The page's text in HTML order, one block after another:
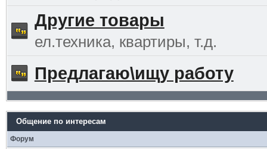
Другие товары
ел.техника, квартиры, т.д.
Предлагаю\ищу работу
Общение по интересам
Форум